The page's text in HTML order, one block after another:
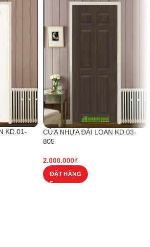
KD.01-
CỬA NHỰA ĐÀI LOAN KD.03-
805
2.000.000₫
ĐẶT HÀNG